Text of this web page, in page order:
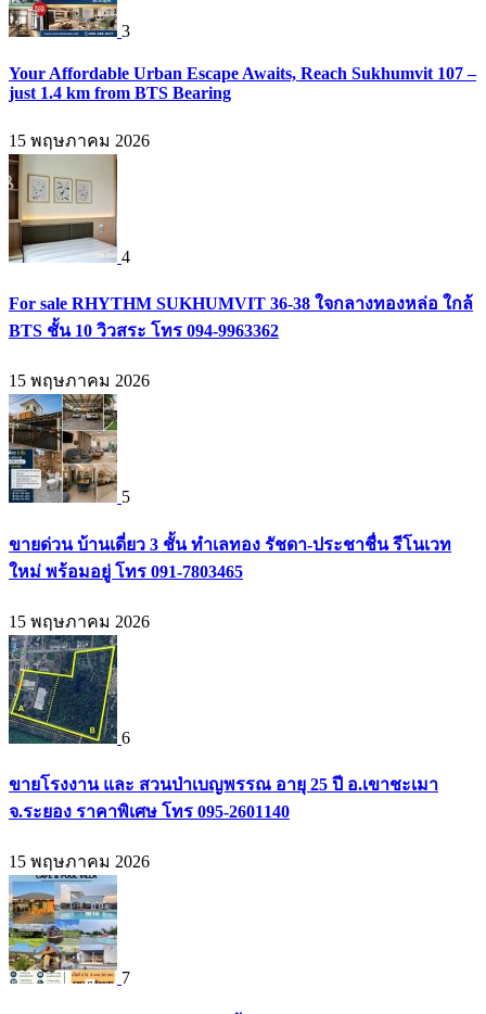
3
Your Affordable Urban Escape Awaits, Reach Sukhumvit 107 –
just 1.4 km from BTS Bearing
15 พฤษภาคม 2026
4
For sale RHYTHM SUKHUMVIT 36-38 ใจกลางทองหล่อ ใกล้
BTS ชั้น 10 วิวสระ โทร 094-9963362
15 พฤษภาคม 2026
5
ขายด่วน บ้านเดี่ยว 3 ชั้น ทำเลทอง รัชดา-ประชาชื่น รีโนเวท
ใหม่ พร้อมอยู่ โทร 091-7803465
15 พฤษภาคม 2026
6
ขายโรงงาน และ สวนป่าเบญพรรณ อายุ 25 ปี อ.เขาชะเมา
จ.ระยอง ราคาพิเศษ โทร 095-2601140
15 พฤษภาคม 2026
7